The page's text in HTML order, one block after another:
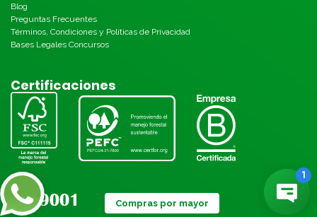
Blog
Preguntas Frecuentes
Términos, Condiciones y Políticas de Privacidad
Bases Legales Concursos
Certificaciones
Compras por mayor